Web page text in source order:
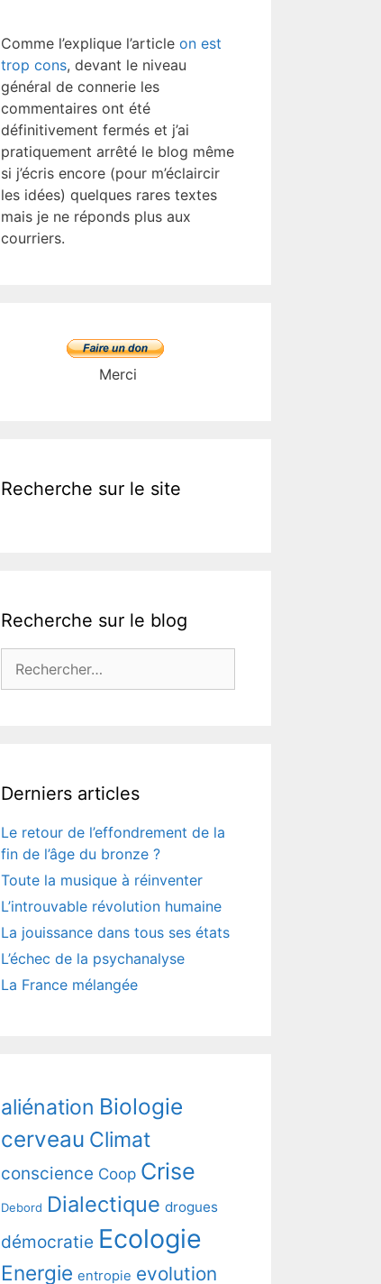
Comme l’explique l’article on est
trop cons, devant le niveau
général de connerie les
commentaires ont été
définitivement fermés et j’ai
pratiquement arrêté le blog même
si j’écris encore (pour m’éclaircir
les idées) quelques rares textes
mais je ne réponds plus aux
courriers.
Merci
Recherche sur le site
Recherche sur le blog
Derniers articles
Le retour de l’effondrement de la
fin de l’âge du bronze ?
Toute la musique à réinventer
L’introuvable révolution humaine
La jouissance dans tous ses états
L’échec de la psychanalyse
La France mélangée
aliénation Biologie
cerveau Climat
conscience Coop Crise
Debord Dialectique drogues
démocratie Ecologie
Energie entropie evolution